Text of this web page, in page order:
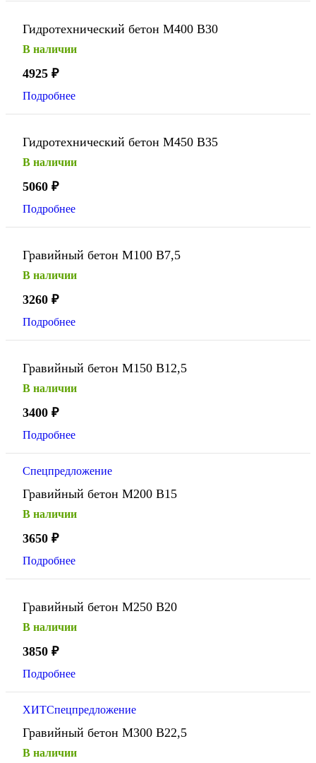
Гидротехнический бетон М400 В30
В наличии
4925 ₽
Подробнее
Гидротехнический бетон М450 В35
В наличии
5060 ₽
Подробнее
Гравийный бетон М100 В7,5
В наличии
3260 ₽
Подробнее
Гравийный бетон М150 В12,5
В наличии
3400 ₽
Подробнее
Спецпредложение
Гравийный бетон М200 В15
В наличии
3650 ₽
Подробнее
Гравийный бетон М250 В20
В наличии
3850 ₽
Подробнее
ХИТСпецпредложение
Гравийный бетон М300 В22,5
В наличии